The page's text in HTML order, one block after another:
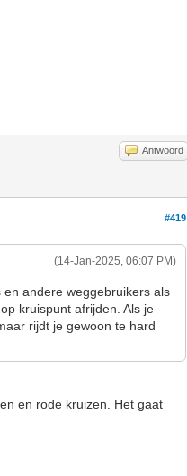
Antwoord
#419
(14-Jan-2025, 06:07 PM)
andere weggebruikers als
kruispunt afrijden. Als je
rijdt je gewoon te hard
en rode kruizen. Het gaat